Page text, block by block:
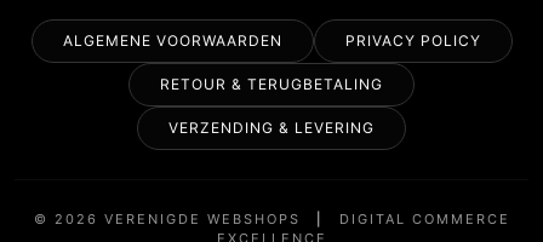
ALGEMENE VOORWAARDEN PRIVACY POLICY
RETOUR & TERUGBETALING
VERZENDING & LEVERING
© 2026 VERENIGDE WEBSHOPS
DIGITAL COMMERCE
EXCELLENCE